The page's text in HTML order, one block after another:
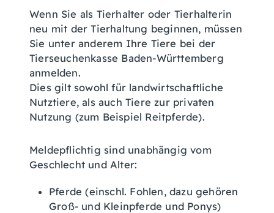
Wenn Sie als Tierhalter oder Tierhalterin
neu mit der Tierhaltung beginnen, müssen
Sie unter anderem Ihre Tiere bei der
Tierseuchenkasse Baden-Württemberg
anmelden.
Dies gilt sowohl für landwirtschaftliche
Nutztiere, als auch Tiere zur privaten
Nutzung (zum Beispiel Reitpferde).
Meldepflichtig sind unabhängig vom
Geschlecht und Alter:
Pferde (einschl. Fohlen, dazu gehören
Groß- und Kleinpferde und Ponys)